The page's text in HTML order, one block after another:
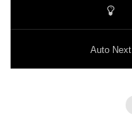
Auto Next